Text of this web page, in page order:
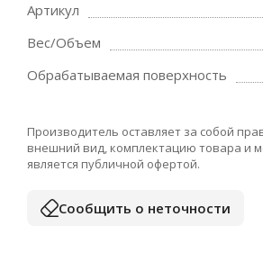
Артикул
Вес/Объем
Обрабатываемая поверхность
Производитель оставляет за собой
внешний вид, комплектацию товара и
является публичной офертой.
Сообщить о неточности